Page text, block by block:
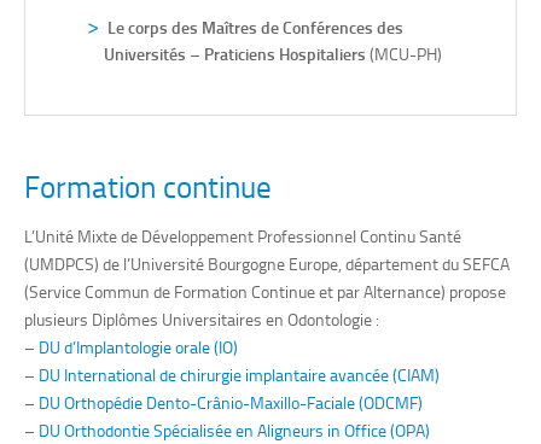
Le corps des Maîtres de Conférences des
Universités – Praticiens Hospitaliers (MCU-PH)
LesChefs de Clinique des Universités-Assistants des
Première étape d’une carrière HU, lesCCU-AHsont
nommés pour une durée de 2 ans, renouvelable maximum
2 fois 1 an.
L’assistant est recruté par décision conjointe du directeur
du centre hospitalier universitaire et du directeur de l’unité
de formation et de recherche (UFR) concernée sur
Formation continue
L’Unité Mixte de Développement Professionnel Continu Santé
(UMDPCS) de l’Université Bourgogne Europe, département du SEFCA
(Service Commun de Formation Continue et par Alternance) propose
plusieurs Diplômes Universitaires en Odontologie :
– DU d’Implantologie orale (IO)
– DU International de chirurgie implantaire avancée (CIAM)
– DU Orthopédie Dento-Crânio-Maxillo-Faciale (ODCMF)
– DU Orthodontie Spécialisée en Aligneurs in Office (OPA)